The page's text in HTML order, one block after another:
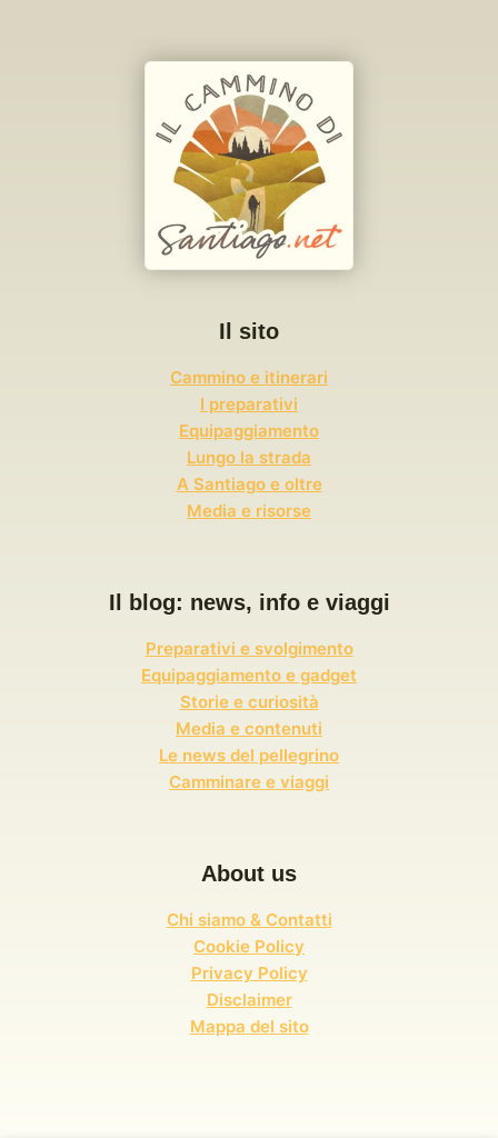
Il sito
Cammino e itinerari
I preparativi
Equipaggiamento
Lungo la strada
A Santiago e oltre
Media e risorse
Il blog: news, info e viaggi
Preparativi e svolgimento
Equipaggiamento e gadget
Storie e curiosità
Media e contenuti
Le news del pellegrino
Camminare e viaggi
About us
Chi siamo & Contatti
Cookie Policy
Privacy Policy
Disclaimer
Mappa del sito